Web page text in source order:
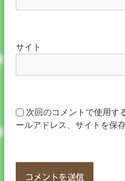
サイト
次回のコメントで使用す
ールアドレス、サイトを保存